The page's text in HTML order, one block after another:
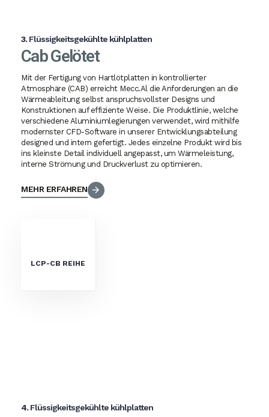
3.Flüssigkeitsgekühlte kühlplatten
Cab Gelötet
Mit der Fertigung von Hartlötplatten in kontrollierter
Atmosphäre (CAB) erreicht Mecc.Al die Anforderungen an die
Wärmeableitung selbst anspruchsvollster Designs und
Konstruktionen auf effiziente Weise. Die Produktlinie, welche
verschiedene Aluminiumlegierungen verwendet, wird mithilfe
modernster CFD-Software in unserer Entwicklungsabteilung
designed und intern gefertigt. Jedes einzelne Produkt wird bis
ins kleinste Detail individuell angepasst, um Wärmeleistung,
interne Strömung und Druckverlust zu optimieren.
MEHR ERFAHREN
LCP-CB REIHE
4.Flüssigkeitsgekühlte kühlplatten